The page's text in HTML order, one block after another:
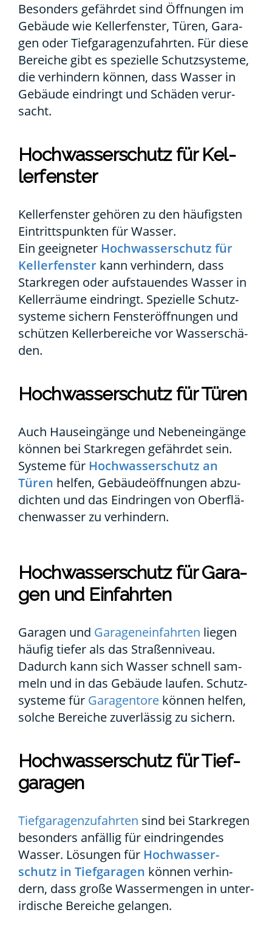
Beson­ders gefähr­det sind Öff­nun­gen im
Gebäu­de wie Kel­ler­fens­ter, Türen, Gara­
gen oder Tief­ga­ra­gen­zu­fahr­ten. Für die­se
Berei­che gibt es spe­zi­el­le Schutz­sys­te­me,
die ver­hin­dern kön­nen, dass Was­ser in
Gebäu­de ein­dringt und Schä­den ver­ur­
sacht.
Hoch­was­ser­schutz für Kel­
ler­fens­ter
Kel­ler­fens­ter gehö­ren zu den häu­figs­ten
Ein­tritts­punk­ten für Was­ser.
Ein geeig­ne­ter Hoch­was­ser­schutz für
Kel­ler­fens­ter kann ver­hin­dern, dass
Stark­re­gen oder auf­stau­en­des Was­ser in
Kel­ler­räu­me ein­dringt. Spe­zi­el­le Schutz­
sys­te­me sichern Fens­ter­öff­nun­gen und
schüt­zen Kel­ler­be­rei­che vor Was­ser­schä­
den.
Hoch­was­ser­schutz für Türen
Auch Haus­ein­gän­ge und Neben­ein­gän­ge
kön­nen bei Stark­re­gen gefähr­det sein.
Sys­te­me für Hoch­was­ser­schutz an
Türen hel­fen, Gebäu­de­öff­nun­gen abzu­
dich­ten und das Ein­drin­gen von Ober­flä­
chen­was­ser zu ver­hin­dern.
Hoch­was­ser­schutz für Gara­
gen und Ein­fahr­ten
Gara­gen und Gara­gen­ein­fahr­ten lie­gen
häu­fig tie­fer als das Stra­ßen­ni­veau.
Dadurch kann sich Was­ser schnell sam­
meln und in das Gebäu­de lau­fen. Schutz­
sys­te­me für Gara­gen­to­re kön­nen hel­fen,
sol­che Berei­che zuver­läs­sig zu sichern.
Hoch­was­ser­schutz für Tief­
ga­ra­gen
Tief­ga­ra­gen­zu­fahr­ten sind bei Stark­re­gen
beson­ders anfäl­lig für ein­drin­gen­des
Was­ser. Lösun­gen für Hoch­was­ser­
schutz in Tief­ga­ra­gen kön­nen ver­hin­
dern, dass gro­ße Was­ser­men­gen in unter­
ir­di­sche Berei­che gelan­gen.